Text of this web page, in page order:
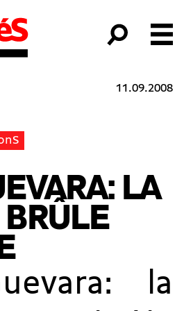
11.09.2008
LA
la